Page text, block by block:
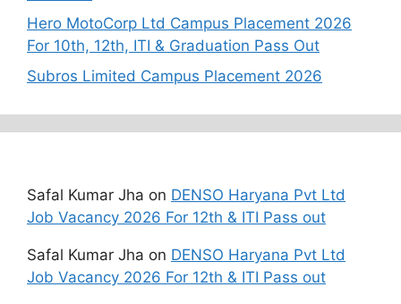
Hero MotoCorp Ltd Campus Placement 2026
For 10th, 12th, ITI & Graduation Pass Out
Subros Limited Campus Placement 2026
Safal Kumar Jha on DENSO Haryana Pvt Ltd
Job Vacancy 2026 For 12th & ITI Pass out
Safal Kumar Jha on DENSO Haryana Pvt Ltd
Job Vacancy 2026 For 12th & ITI Pass out